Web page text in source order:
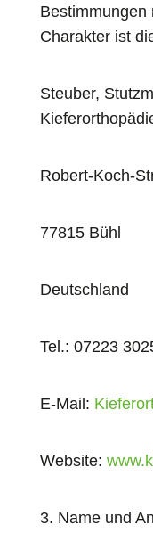
Bestimmungen
Charakter ist
Steuber,
Robert-Koch-
77815 Bühl
Deutschland
Tel.: 07223
E-Mail:
Website:
3. Name und